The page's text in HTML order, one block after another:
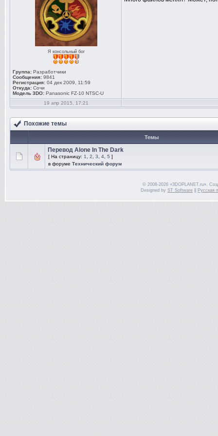
Я консольный бог
Группа: Разработчики
Сообщения: 9841
Регистрация: 04 дек 2009, 11:59
Откуда: Сочи
Модель 3DO: Panasonic FZ-10 NTSC-U
19 апр 2015, 17:21
Похожие темы
Темы
Перевод Alone In The Dark
[ На страницу: 1 2 3 4 5 ]
в форуме Технический форум
© 2008-2026 «3DOPLANET.ru».
Designed by ST Software Русская